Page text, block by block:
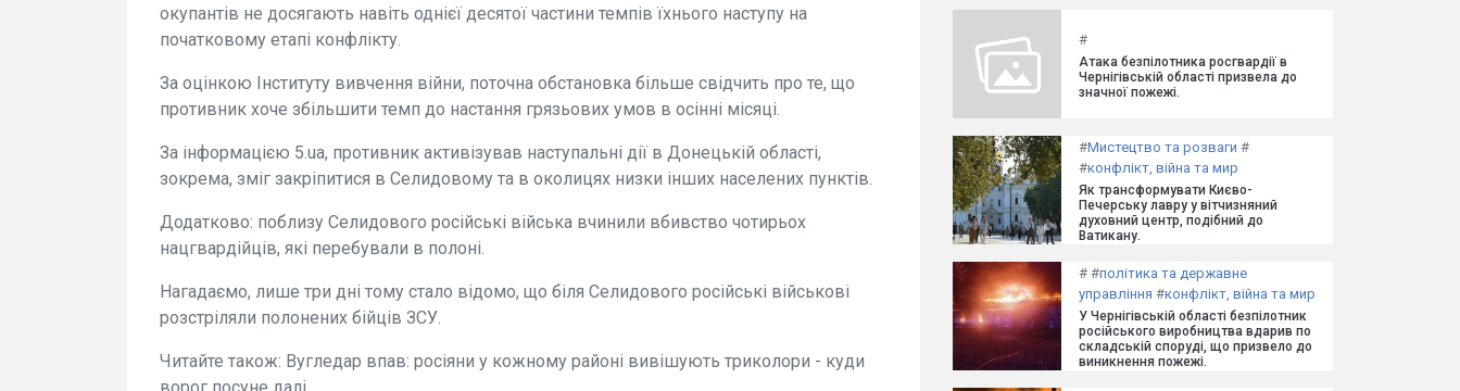
окупантів не досягають навіть однієї десятої частини темпів їхнього наступу на
початковому етапі конфлікту.
За оцінкою Інституту вивчення війни, поточна обстановка більше свідчить про те, що
противник хоче збільшити темп до настання грязьових умов в осінні місяці.
За інформацією 5.ua, противник активізував наступальні дії в Донецькій області,
зокрема, зміг закріпитися в Селидовому та в околицях низки інших населених пунктів.
Додатково: поблизу Селидового російські війська вчинили вбивство чотирьох
нацгвардійців, які перебували в полоні.
Нагадаємо, лише три дні тому стало відомо, що біля Селидового російські військові
розстріляли полонених бійців ЗСУ.
Читайте також: Вугледар впав: росіяни у кожному районі вивішують триколори - куди
#
Атака безпілотника росгвардії в
Чернігівській області призвела до
значної пожежі.
#Мистецтво та розваги #
#конфлікт, війна та мир
Як трансформувати Києво-
Печерську лавру у вітчизняний
духовний центр, подібний до
Ватикану.
# #політика та державне
управління #конфлікт, війна та мир
У Чернігівській області безпілотник
російського виробництва вдарив по
складській споруді, що призвело до
виникнення пожежі.